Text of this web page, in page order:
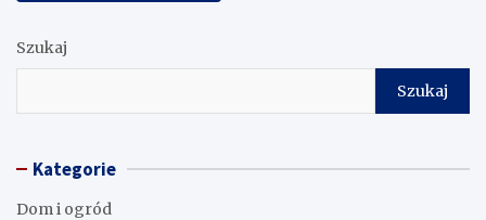
Szukaj
Szukaj
Kategorie
Dom i ogród